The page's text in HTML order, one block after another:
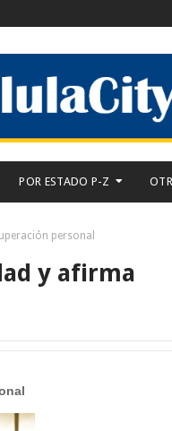
POR ESTADO P-Z
personal
y afirma